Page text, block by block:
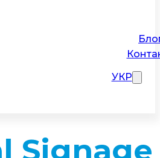
УКР
Signage